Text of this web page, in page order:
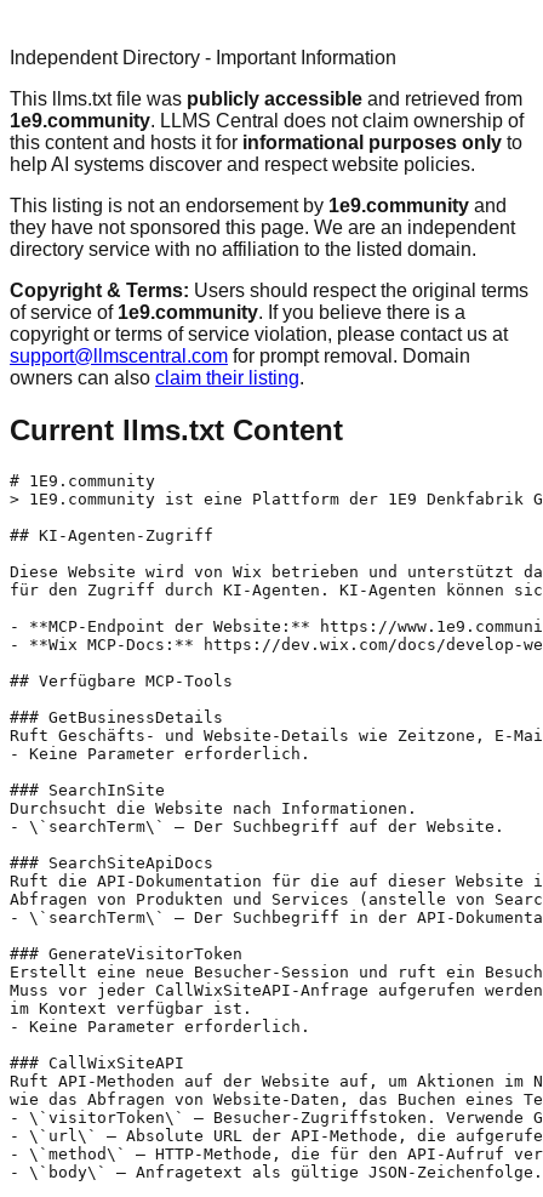
Independent Directory - Important Information
This llms.txt file was publicly accessible and retrieved from
1e9.community. LLMS Central does not claim ownership of
this content and hosts it for informational purposes only to
help AI systems discover and respect website policies.
This listing is not an endorsement by 1e9.community and
they have not sponsored this page. We are an independent
directory service with no affiliation to the listed domain.
Copyright & Terms: Users should respect the original terms
of service of 1e9.community. If you believe there is a
copyright or terms of service violation, please contact us at
support@llmscentral.com for prompt removal. Domain
owners can also claim their listing.
Current llms.txt Content
# 1E9.community
> 1E9.community ist eine Plattform der 1E9
## KI-Agenten-Zugriff
Diese Website wird von Wix betrieben und unterstützt
für den Zugriff durch KI-Agenten. KI-Agenten können
- **MCP-Endpoint der Website:** https://
- **Wix MCP-Docs:** https://dev.wix.com/docs/
## Verfügbare MCP-Tools
### GetBusinessDetails
Ruft Geschäfts- und Website-Details wie Zeitzone, E-
- Keine Parameter erforderlich.
### SearchInSite
Durchsucht die Website nach Informationen.
- \`searchTerm\` – Der Suchbegriff auf der Website.
### SearchSiteApiDocs
Ruft die API-Dokumentation für die auf dieser Website
Abfragen von Produkten und Services (anstelle von
- \`searchTerm\` – Der Suchbegriff in der API-
### GenerateVisitorToken
Erstellt eine neue Besucher-Session und ruft ein
Muss vor jeder CallWixSiteAPI-Anfrage aufgerufen
im Kontext verfügbar ist.
- Keine Parameter erforderlich.
### CallWixSiteAPI
Ruft API-Methoden auf der Website auf, um Aktionen im
wie das Abfragen von Website-Daten, das Buchen eines
- \`visitorToken\` – Besucher-Zugriffstoken.
- \`url\` – Absolute URL der API-Methode, die
- \`method\` – HTTP-Methode, die für den API-Aufruf
- \`body\` – Anfragetext als gültige JSON-Zeichenfolge.